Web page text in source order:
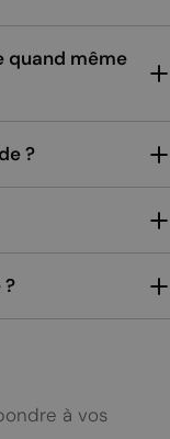
quand même
?
à vos